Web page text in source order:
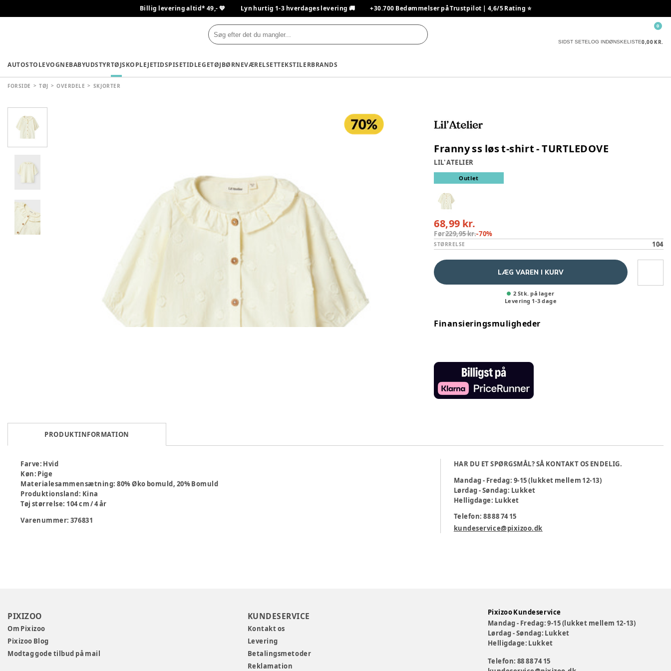
Billig levering altid* 49,- 💙 Lyn hurtig 1-3 hverdages levering 🚚 +30.700 Bedømmelser på Trustpilot | 4,6/5 Rating ⭐️
SIDST SETELOG INDØNSKELISTE0,00 KR.
0
AUTOSTOLEVOGNEBABYUDSTYRTØJSKOPLEJETIDSPISETIDLEGETØJBØRNEVÆRELSETTEKSTILERBRANDS
FORSIDE TØJ OVERDELE SKJORTER
Franny ss løs t-shirt - TURTLEDOVE
LIL' ATELIER
Outlet
68,99 kr.
Før229,95 kr.-70%
STØRRELSE 104
LÆG VAREN I KURV
2 Stk. på lager
Levering 1-3 dage
Finansieringsmuligheder
PRODUKTINFORMATION
Farve: Hvid
Køn: Pige
Materialesammensætning:80% Øko bomuld, 20% Bomuld
Produktionsland: Kina
Tøj størrelse: 104 cm / 4 år
Varenummer: 376831
HAR DU ET SPØRGSMÅL? SÅ KONTAKT OS ENDELIG.
Mandag - Fredag: 9-15 (lukket mellem 12-13)
Lørdag - Søndag: Lukket
Helligdage: Lukket
Telefon: 88 88 74 15
kundeservice@pixizoo.dk
PIXIZOO
Om Pixizoo
Pixizoo Blog
Modtag gode tilbud på mail
KUNDESERVICE
Kontakt os
Levering
Betalingsmetoder
Reklamation
Pixizoo Kundeservice
Mandag - Fredag: 9-15 (lukket mellem 12-13)
Lørdag - Søndag: Lukket
Helligdage: Lukket
Telefon: 88 88 74 15